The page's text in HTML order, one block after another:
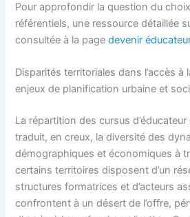
Pour approfondir la question du
référentiels, une ressource détaillée
consultée à la pagedevenir
Disparités territoriales dans l’accès
enjeux de planification urbaine et
La répartition des cursus
traduit, en creux, la diversité des
démographiques et économiques à
certains territoires disposent d’un
structures formatrices et d’acteurs
confrontent à un désert de l’offre,